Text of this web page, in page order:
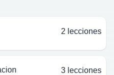
2 lecciones
3 lecciones